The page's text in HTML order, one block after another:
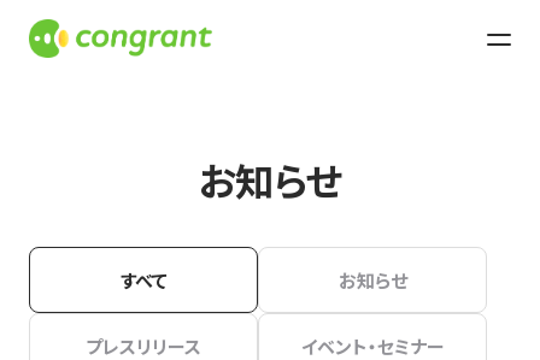
お知らせ
すべて お知らせ
プレスリリース イベント・セミナー